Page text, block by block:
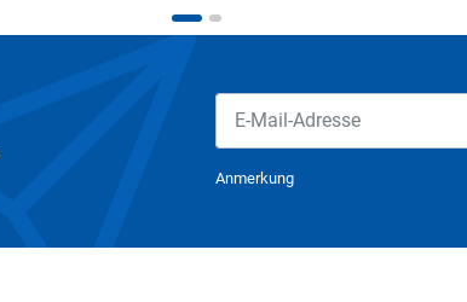
Anmerkung